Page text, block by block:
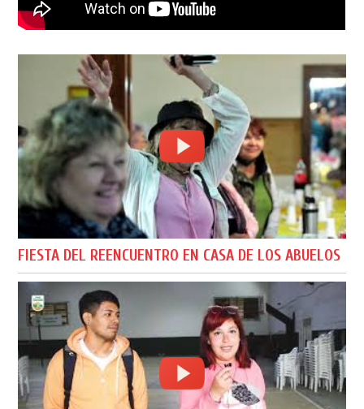
FIESTA DEL REENCUENTRO EN CASA DE LOS ABUELOS